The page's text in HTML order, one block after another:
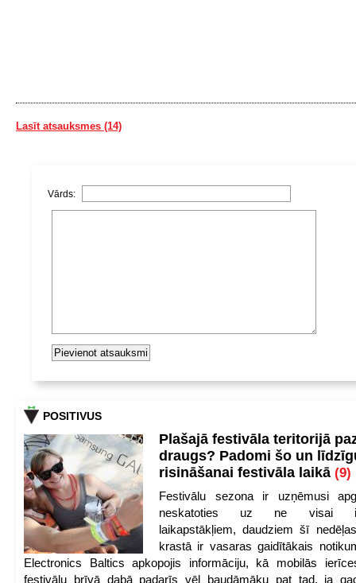
Lasīt atsauksmes (14)
Vārds:
POSITIVUS
Plašajā festivāla teritorijā
draugs? Padomi šo un
risināšanai festivāla laikā (9)
Festivālu sezona ir uzņēmusi
neskatoties uz ne visai
laikapstākļiem, daudziem šī
krastā ir vasaras gaidītākais
Electronics Baltics apkopojis informāciju, kā mobilās
festivālu brīvā dabā padarīs vēl baudāmāku pat tad, ja